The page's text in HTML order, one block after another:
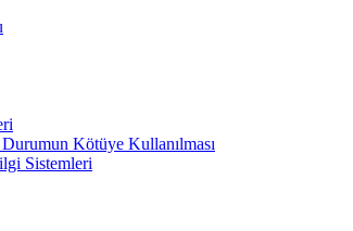
Kötüye Kullanılması
Sistemleri